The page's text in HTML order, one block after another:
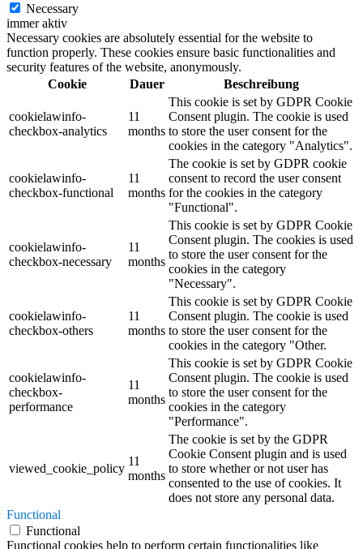
Necessary
immer aktiv
Necessary cookies are absolutely essential for the website to
function properly. These cookies ensure basic functionalities and
security features of the website, anonymously.
Cookie
Dauer Beschreibung
cookielawinfo-
checkbox-analytics
11
months
This cookie is set by GDPR Cookie
Consent plugin. The cookie is used
to store the user consent for the
cookies in the category "Analytics".
cookielawinfo-
checkbox-functional
11
months
The cookie is set by GDPR cookie
consent to record the user consent
for the cookies in the category
"Functional".
cookielawinfo-
checkbox-necessary
11
months
This cookie is set by GDPR Cookie
Consent plugin. The cookies is used
to store the user consent for the
cookies in the category
"Necessary".
cookielawinfo-
checkbox-others
11
months
This cookie is set by GDPR Cookie
Consent plugin. The cookie is used
to store the user consent for the
cookies in the category "Other.
cookielawinfo-
checkbox-
performance
11
months
This cookie is set by GDPR Cookie
Consent plugin. The cookie is used
to store the user consent for the
cookies in the category
"Performance".
viewed_cookie_policy
11
months
The cookie is set by the GDPR
Cookie Consent plugin and is used
to store whether or not user has
consented to the use of cookies. It
does not store any personal data.
Functional
Functional
Functional cookies help to perform certain functionalities like